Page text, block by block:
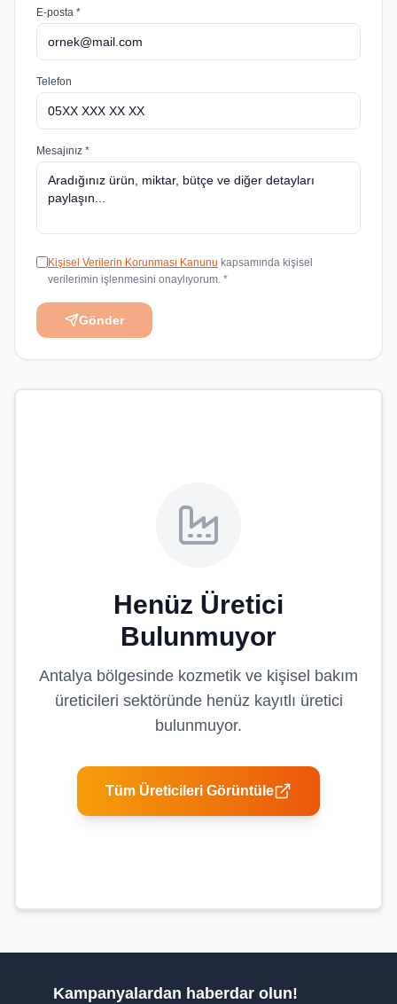
E-posta *
Telefon
Mesajınız *
Kişisel Verilerin Korunması Kanunu kapsamında kişisel
verilerimin işlenmesini onaylıyorum. *
Gönder
Henüz Üretici
Bulunmuyor
Antalya bölgesinde kozmetik ve kişisel bakım
üreticileri sektöründe henüz kayıtlı üretici
bulunmuyor.
Tüm Üreticileri Görüntüle
Kampanyalardan haberdar olun!